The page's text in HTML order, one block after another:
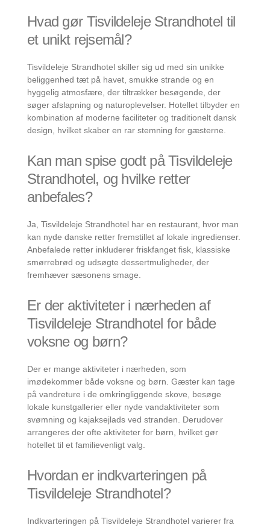
Hvad gør Tisvildeleje Strandhotel til
et unikt rejsemål?
Tisvildeleje Strandhotel skiller sig ud med sin unikke
beliggenhed tæt på havet, smukke strande og en
hyggelig atmosfære, der tiltrækker besøgende, der
søger afslapning og naturoplevelser. Hotellet tilbyder en
kombination af moderne faciliteter og traditionelt dansk
design, hvilket skaber en rar stemning for gæsterne.
Kan man spise godt på Tisvildeleje
Strandhotel, og hvilke retter
anbefales?
Ja, Tisvildeleje Strandhotel har en restaurant, hvor man
kan nyde danske retter fremstillet af lokale ingredienser.
Anbefalede retter inkluderer friskfanget fisk, klassiske
smørrebrød og udsøgte dessertmuligheder, der
fremhæver sæsonens smage.
Er der aktiviteter i nærheden af
Tisvildeleje Strandhotel for både
voksne og børn?
Der er mange aktiviteter i nærheden, som
imødekommer både voksne og børn. Gæster kan tage
på vandreture i de omkringliggende skove, besøge
lokale kunstgallerier eller nyde vandaktiviteter som
svømning og kajaksejlads ved stranden. Derudover
arrangeres der ofte aktiviteter for børn, hvilket gør
hotellet til et familievenligt valg.
Hvordan er indkvarteringen på
Tisvildeleje Strandhotel?
Indkvarteringen på Tisvildeleje Strandhotel varierer fra